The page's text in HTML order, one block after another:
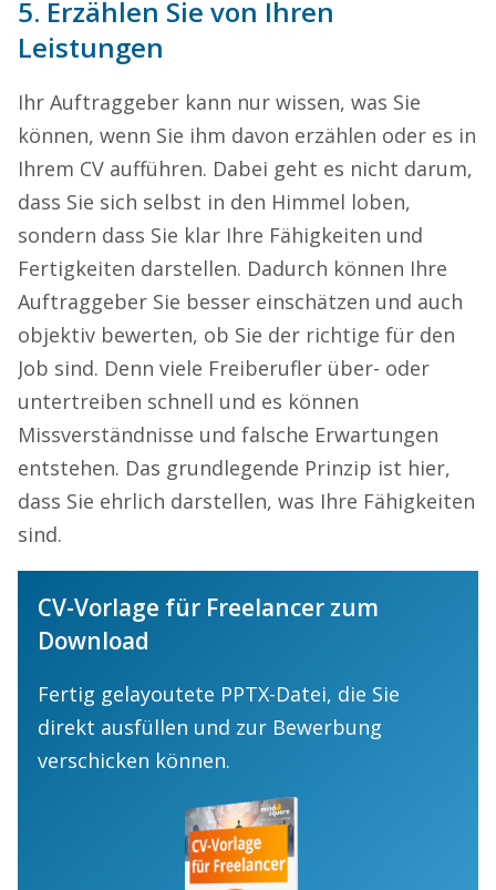
5. Erzählen Sie von Ihren
Leistungen
Ihr Auftraggeber kann nur wissen, was Sie
können, wenn Sie ihm davon erzählen oder es in
Ihrem CV aufführen. Dabei geht es nicht darum,
dass Sie sich selbst in den Himmel loben,
sondern dass Sie klar Ihre Fähigkeiten und
Fertigkeiten darstellen. Dadurch können Ihre
Auftraggeber Sie besser einschätzen und auch
objektiv bewerten, ob Sie der richtige für den
Job sind. Denn viele Freiberufler über- oder
untertreiben schnell und es können
Missverständnisse und falsche Erwartungen
entstehen. Das grundlegende Prinzip ist hier,
dass Sie ehrlich darstellen, was Ihre Fähigkeiten
sind.
CV-Vorlage für Freelancer zum
Download
Fertig gelayoutete PPTX-Datei, die Sie
direkt ausfüllen und zur Bewerbung
verschicken können.